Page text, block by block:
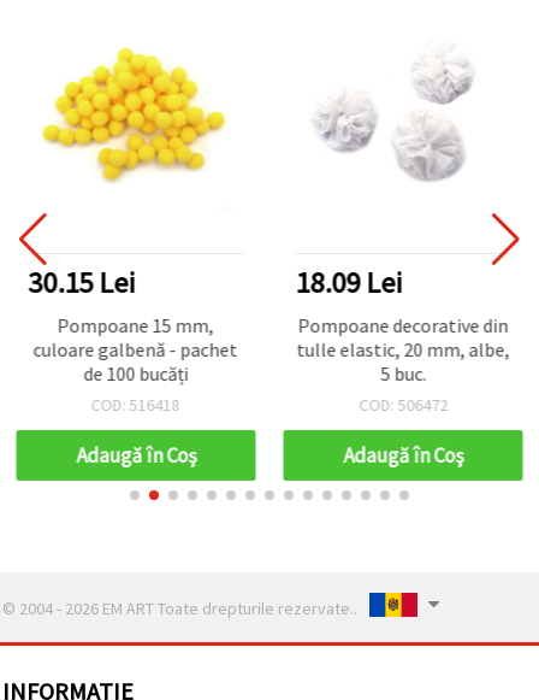
30.15 Lei
Pompoane 15 mm,
culoare galbenă - pachet
de 100 bucăți
COD: 516418
Adaugă în Coş
18.09 Lei
Pompoane decorative din
tulle elastic, 20 mm, albe,
5 buc.
COD: 506472
Adaugă în Coş
© 2004 - 2026 EM ART Toate drepturile rezervate..
INFORMATIE